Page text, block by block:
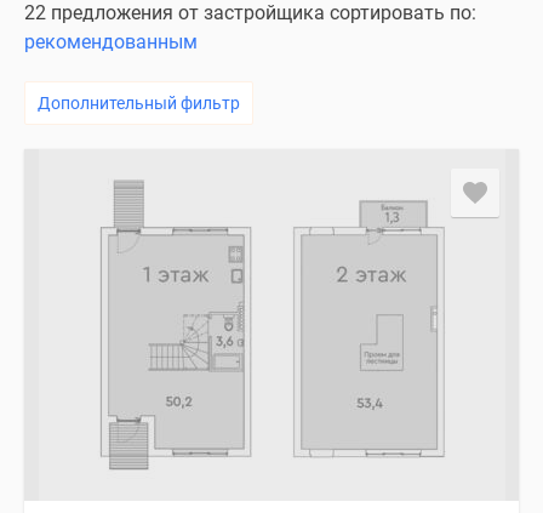
22 предложения от застройщика сортировать по:
рекомендованным
Дополнительный фильтр